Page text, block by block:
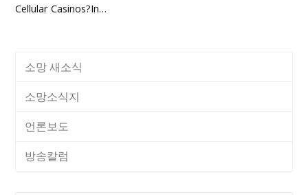
Cellular Casinos?In…
소망 새소식
소망소식지
언론보도
방송칼럼